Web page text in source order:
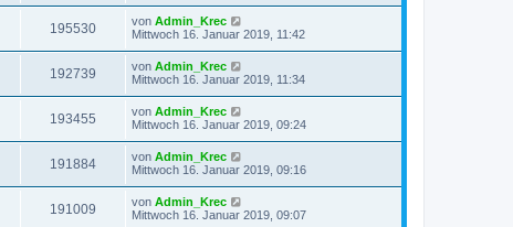
195530 von Admin_Krec
Mittwoch 16. Januar 2019, 11:42
192739 von Admin_Krec
Mittwoch 16. Januar 2019, 11:34
193455 von Admin_Krec
Mittwoch 16. Januar 2019, 09:24
191884 von Admin_Krec
Mittwoch 16. Januar 2019, 09:16
191009 von Admin_Krec
Mittwoch 16. Januar 2019, 09:07